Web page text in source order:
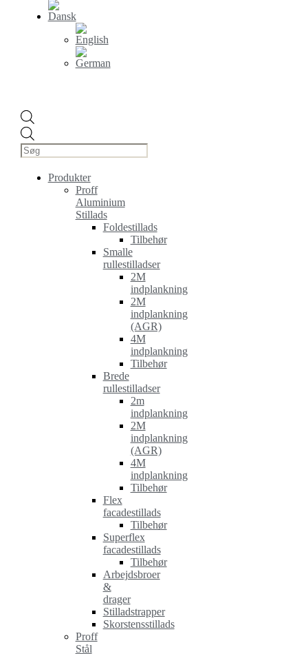
search
Produkter
Proff
Aluminium
Stillads
Foldestillads
Tilbehør
Smalle
rullestilladser
2M
indplankning
2M
indplankning
(AGR)
4M
indplankning
Tilbehør
Brede
rullestilladser
2m
indplankning
2M
indplankning
(AGR)
4M
indplankning
Tilbehør
Flex
facadestillads
Tilbehør
Superflex
facadestillads
Tilbehør
Arbejdsbroer
&
drager
Stilladstrapper
Skorstensstillads
Proff
Stål